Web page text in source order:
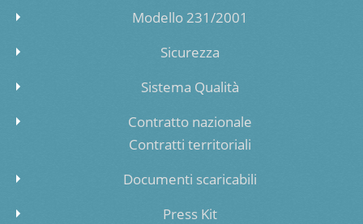
Modello 231/2001
Sicurezza
Sistema Qualità
Contratto nazionale
Contratti territoriali
Documenti scaricabili
Press Kit